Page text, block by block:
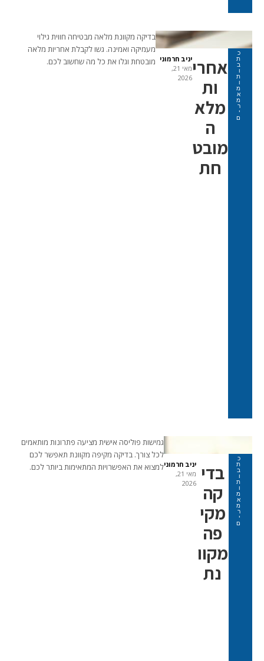
כ
ת
ב
ו
ת
ו
מ
א
מ
ר
י
ם
אחרי
ות
מלא
ה
מובט
חת
יניב חרמוני
מאי 21,
2026
בדיקה מקוונת מלאה מבטיחה חווית גילוי
מעמיקה ואמינה. גשו לקבלת אחריות מלאה
מובטחת וגלו את כל מה שחשוב לכם.
כ
ת
ב
ו
ת
ו
מ
א
מ
ר
י
ם
בדי
קה
מקי
פה
מקוו
נת
יניב חרמוני
מאי 21,
2026
גמישות פוליסה אישית מציעה פתרונות מותאמים
לכל צורך. בדיקה מקיפה מקוונת תאפשר לכם
למצוא את האפשרויות המתאימות ביותר לכם.